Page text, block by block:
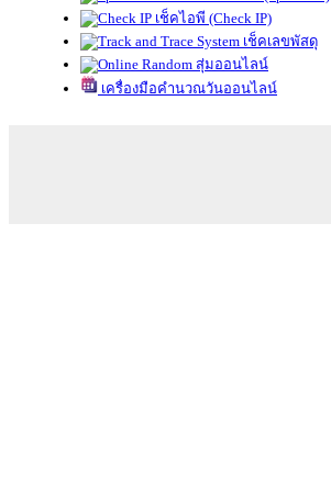
เช็คไอพี (Check IP)
เช็คเลขพัสดุ
สุ่มออนไลน์
เครื่องมือคำนวณวันออนไลน์